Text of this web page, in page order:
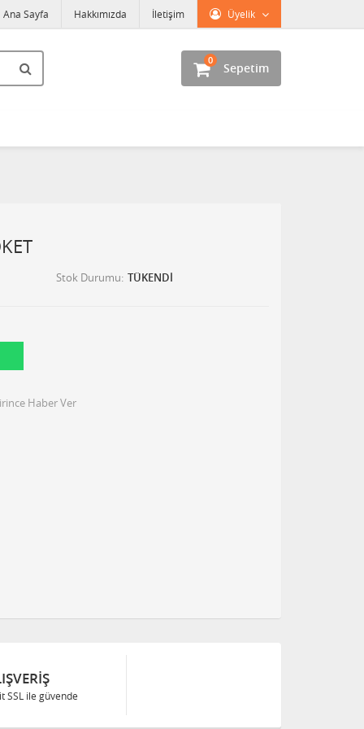
Üyelik
Ana Sayfa Hakkımızda İletişim
Sepetim
0
Stok Durumu TÜKENDİ
Haber Ver
SSL ile güvende